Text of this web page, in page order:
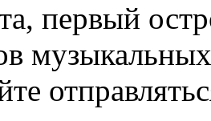
первый